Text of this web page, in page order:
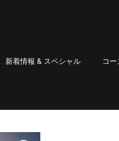
新着情報 & スペシャル コー